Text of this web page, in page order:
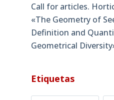
Call for articles.
«The Geometry of
Definition and
Geometrical
Etiquetas